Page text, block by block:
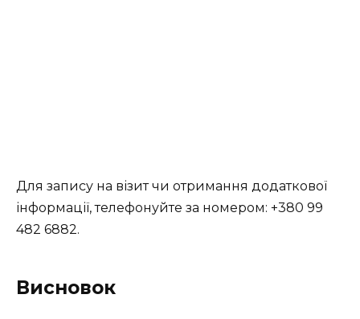
Для запису на візит чи отримання додаткової
інформації, телефонуйте за номером: +380 99
482 6882.
Висновок